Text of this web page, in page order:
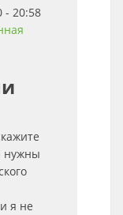
- 20:58
нужны
я не